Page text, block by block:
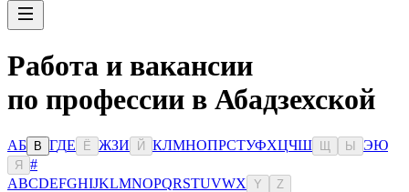
Работа и вакансии
по профессии в Абадзехской
АБ В ГДЕ Ё ЖЗИ Й КЛМНОПРСТУФХЦЧШ Ы ЭЮ
Я
#
ABCDEFGHIJKLMNOPQRSTUVWX Y Z